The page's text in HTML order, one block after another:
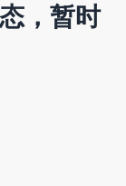
，暂时